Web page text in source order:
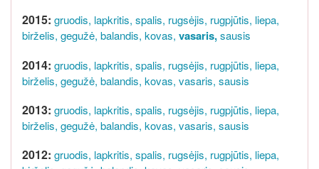
2015: gruodis, lapkritis, spalis, rugsėjis, rugpjūtis, liepa,
birželis, gegužė, balandis, kovas, vasaris,sausis
2014: gruodis, lapkritis, spalis, rugsėjis, rugpjūtis, liepa,
birželis, gegužė, balandis, kovas, vasaris, sausis
2013: gruodis, lapkritis, spalis, rugsėjis, rugpjūtis, liepa,
birželis, gegužė, balandis, kovas, vasaris, sausis
2012: gruodis, lapkritis, spalis, rugsėjis, rugpjūtis, liepa,